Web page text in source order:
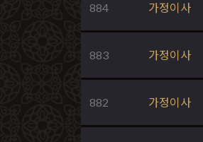
884 가정이사
883 가정이사
882 가정이사